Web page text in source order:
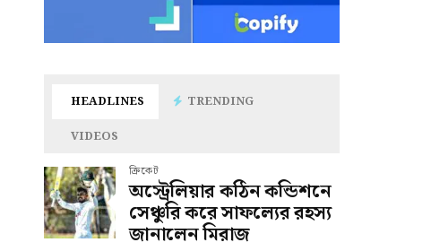
HEADLINES
TRENDING
VIDEOS
ক্রিকেট
অস্ট্রেলিয়ার কঠিন কন্ডিশনে
সেঞ্চুরি করে সাফল্যের রহস্য
জানালেন মিরাজ